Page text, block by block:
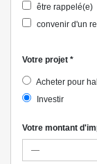
être rappelé(e)
convenir d'un
Votre projet *
Acheter pour
Investir
Votre montant